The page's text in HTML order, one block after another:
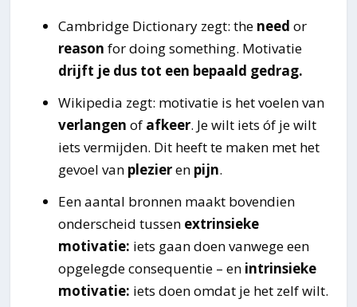
Cambridge Dictionary zegt: the need or
reason for doing something. Motivatie
drijft je dus tot een bepaald gedrag.
Wikipedia zegt: motivatie is het voelen van
verlangen of afkeer. Je wilt iets óf je wilt
iets vermijden. Dit heeft te maken met het
gevoel van plezieren pijn.
Een aantal bronnen maakt bovendien
onderscheid tussen extrinsieke
motivatie: iets gaan doen vanwege een
opgelegde consequentie – en intrinsieke
motivatie: iets doen omdat je het zelf wilt.